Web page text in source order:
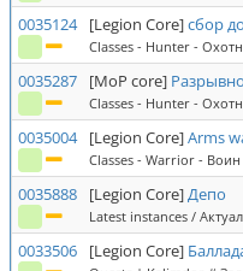
0035124 [Legion Core]сбор
Classes - Hunter -
0035287 [MoP core]
Classes - Hunter -
0035004 [Legion Core]Arms
Classes - Warrior - Воин
0035888 [Legion Core]Депо
Latest instances /
0033506 [Legion Core]